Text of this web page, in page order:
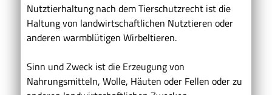
Nutztierhaltung nach dem Tierschutzrecht ist die
Haltung von landwirtschaftlichen Nutztieren oder
anderen warmblütigen Wirbeltieren.
Sinn und Zweck ist die Erzeugung von
Nahrungsmitteln, Wolle, Häuten oder Fellen oder zu